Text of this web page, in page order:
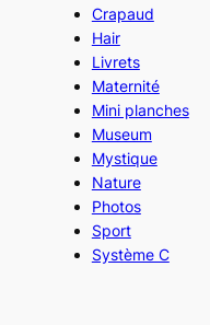
Crapaud
Hair
Livrets
Maternité
Mini planches
Museum
Mystique
Nature
Photos
Sport
Système C